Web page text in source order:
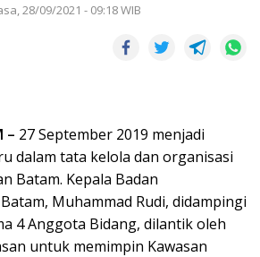
28/09/2021 - 09:18 WIB
– 27 September 2019 menjadi
dalam tata kelola dan organisasi
Batam. Kepala Badan
Muhammad Rudi, didampingi
4 Anggota Bidang, dilantik oleh
untuk memimpin Kawasan